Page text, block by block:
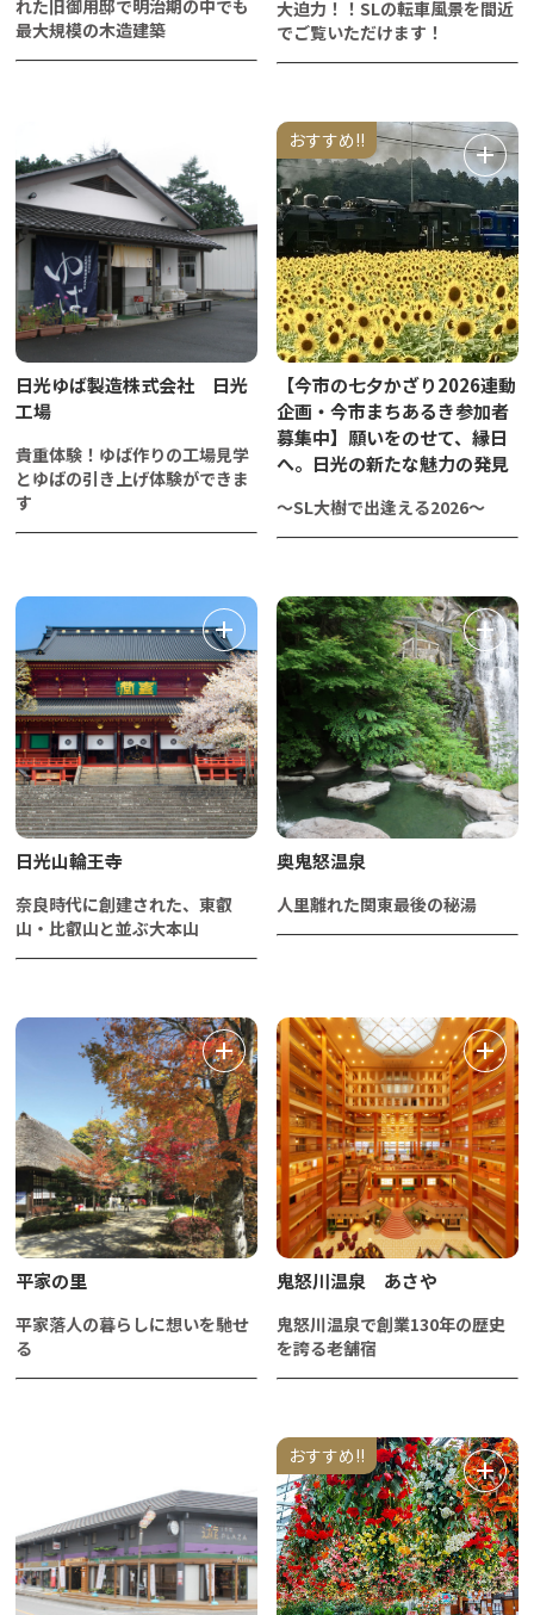
れた旧御用邸で明治期の中でも
最大規模の木造建築
大迫力！！SLの転車風景を間近
でご覧いただけます！
日光ゆば製造株式会社 日光
工場
貴重体験！ゆば作りの工場見学
とゆばの引き上げ体験ができま
す
おすすめ!!
【今市の七夕かざり2026連動
企画・今市まちあるき参加者
募集中】願いをのせて、縁日
へ。日光の新たな魅力の発見
～SL大樹で出逢える2026～
日光山輪王寺
奈良時代に創建された、東叡
山・比叡山と並ぶ大本山
奥鬼怒温泉
人里離れた関東最後の秘湯
平家の里
平家落人の暮らしに想いを馳せ
る
鬼怒川温泉 あさや
鬼怒川温泉で創業130年の歴史
を誇る老舗宿
おすすめ!!